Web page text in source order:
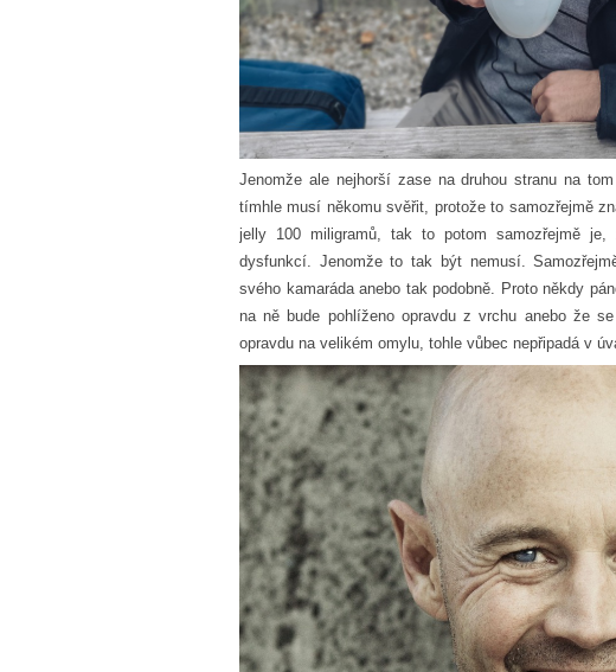
Jenomže ale nejhorší zase na druhou stranu na
tímhle musí někomu svěřit, protože to samozřejmě
jelly 100 miligramů, tak to potom samozřejmě
dysfunkcí. Jenomže to tak být nemusí.
svého kamaráda anebo tak podobně. Proto někdy
na ně bude pohlíženo opravdu z vrchu anebo že
opravdu na velikém omylu, tohle vůbec nepřipadá v